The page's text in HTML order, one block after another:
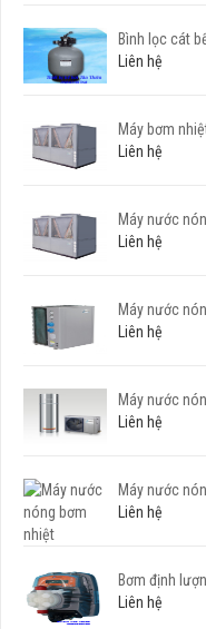
Bình lọc cát
Liên hệ
Máy bơm
Liên hệ
Máy nước
Liên hệ
Máy nước
Liên hệ
Máy nước
Liên hệ
Máy nước
Liên hệ
Bơm định
Liên hệ